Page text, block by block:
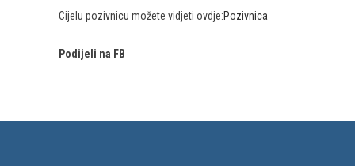
Cijelu pozivnicu možete vidjeti ovdje:Pozivnica
Podijeli na FB